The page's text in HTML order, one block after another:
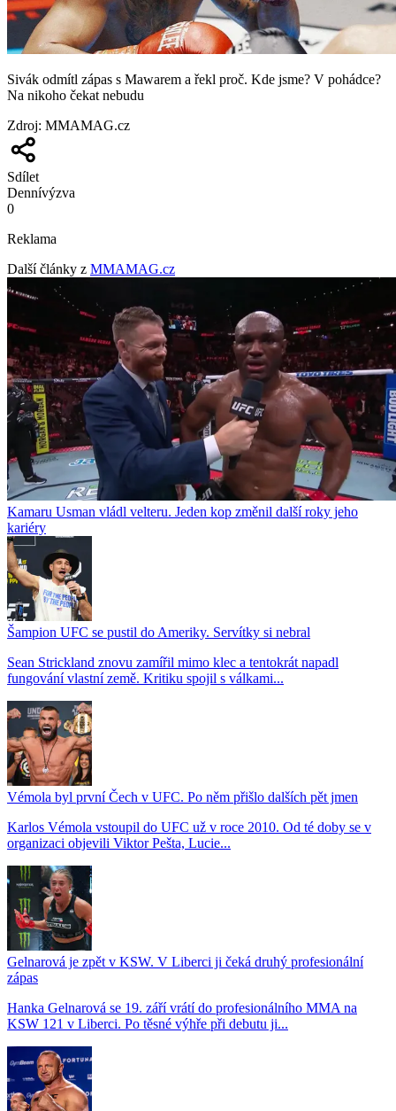
Sivák odmítl zápas s Mawarem a řekl proč. Kde jsme? V pohádce?
Na nikoho čekat nebudu
Zdroj: MMAMAG.cz
Sdílet
Dennívýzva
0
Reklama
Další články z MMAMAG.cz
Kamaru Usman vládl velteru. Jeden kop změnil další roky jeho
kariéry
Šampion UFC se pustil do Ameriky. Servítky si nebral
Sean Strickland znovu zamířil mimo klec a tentokrát napadl
fungování vlastní země. Kritiku spojil s válkami...
Vémola byl první Čech v UFC. Po něm přišlo dalších pět jmen
Karlos Vémola vstoupil do UFC už v roce 2010. Od té doby se v
organizaci objevili Viktor Pešta, Lucie...
Gelnarová je zpět v KSW. V Liberci ji čeká druhý profesionální
zápas
Hanka Gelnarová se 19. září vrátí do profesionálního MMA na
KSW 121 v Liberci. Po těsné výhře při debutu ji...